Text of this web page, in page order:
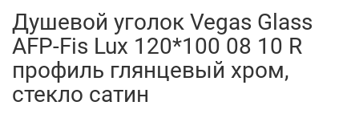
Душевой уголок Vegas Glass
AFP-Fis Lux 120*100 08 10 R
профиль глянцевый хром,
стекло сатин